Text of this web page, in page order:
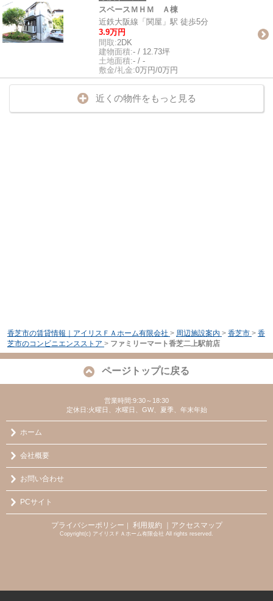
スペースＭＨＭ Ａ棟
近鉄大阪線「関屋」駅 徒歩5分
3.9万円
間取:2DK
建物面積:- / 12.73坪
土地面積:- / -
敷金/礼金:0万円/0万円
近くの物件をもっと見る
香芝市の賃貸情報｜アイリスＦＡホーム有限会社 > 周辺施設案内 > 香芝市 > 香
芝市のコンビニエンスストア > ファミリーマート香芝二上駅前店
ページトップに戻る
営業時間:9:30～18:30
定休日:火曜日、水曜日、GW、夏季、年末年始
ホーム
会社概要
お問い合わせ
PCサイト
プライバシーポリシー ｜ 利用規約 ｜アクセスマップ
Copyright(c) アイリスＦＡホーム有限会社 All rights reserved.